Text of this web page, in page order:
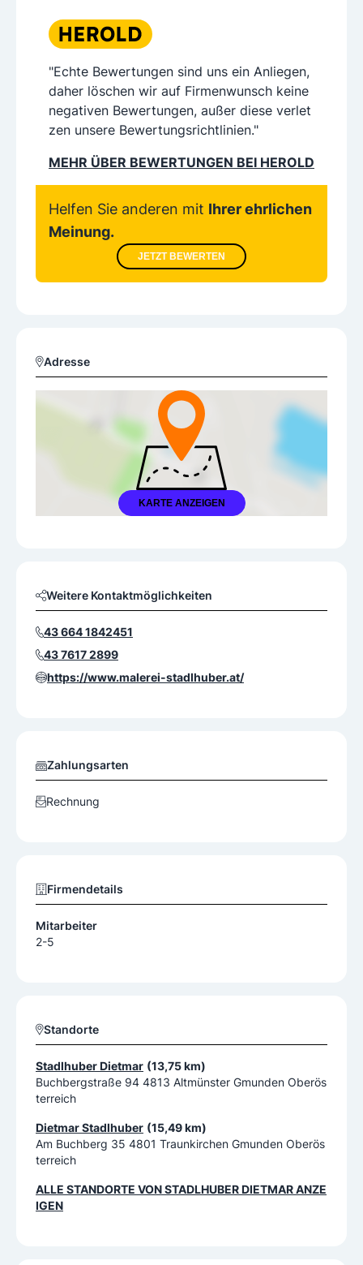
"Echte Bewertungen sind uns ein Anliegen,
daher löschen wir auf Firmenwunsch keine
negativen Bewertungen, außer diese verlet
zen unsere Bewertungsrichtlinien."
MEHR ÜBER BEWERTUNGEN BEI HEROLD
Helfen Sie anderen mit Ihrer ehrlichen
Meinung.
JETZT BEWERTEN
Adresse
KARTE ANZEIGEN
Weitere Kontaktmöglichkeiten
43 664 1842451
43 7617 2899
https://www.malerei-stadlhuber.at/
Zahlungsarten
Rechnung
Firmendetails
Mitarbeiter
2-5
Standorte
Stadlhuber Dietmar (13,75 km)
Buchbergstraße 94 4813 Altmünster Gmunden Oberös
terreich
Dietmar Stadlhuber (15,49 km)
Am Buchberg 35 4801 Traunkirchen Gmunden Oberös
terreich
ALLE STANDORTE VONSTADLHUBER DIETMARANZE
IGEN